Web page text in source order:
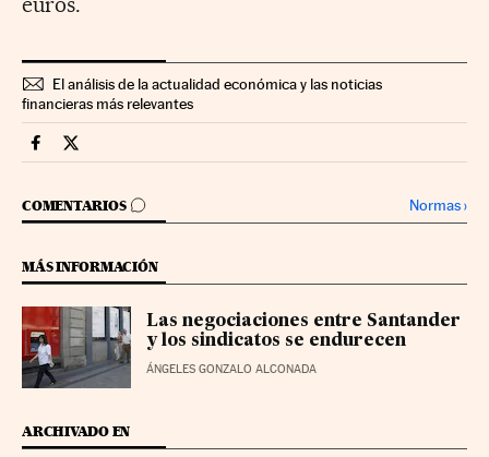
El análisis de la actualidad económica y las noticias
financieras más relevantes
Companias Cinco Días en Facebook
Companias Cinco Días en Twitter
COMENTARIOS
IR A LOS COMENTARIOS Normas›
MÁS INFORMACIÓN
Las negociaciones entre Santander
y los sindicatos se endurecen
ÁNGELES GONZALO ALCONADA
ARCHIVADO EN